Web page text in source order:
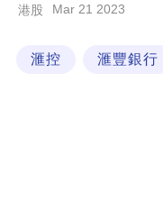
科
港股 Mar 21 2023
滙控 滙豐銀行